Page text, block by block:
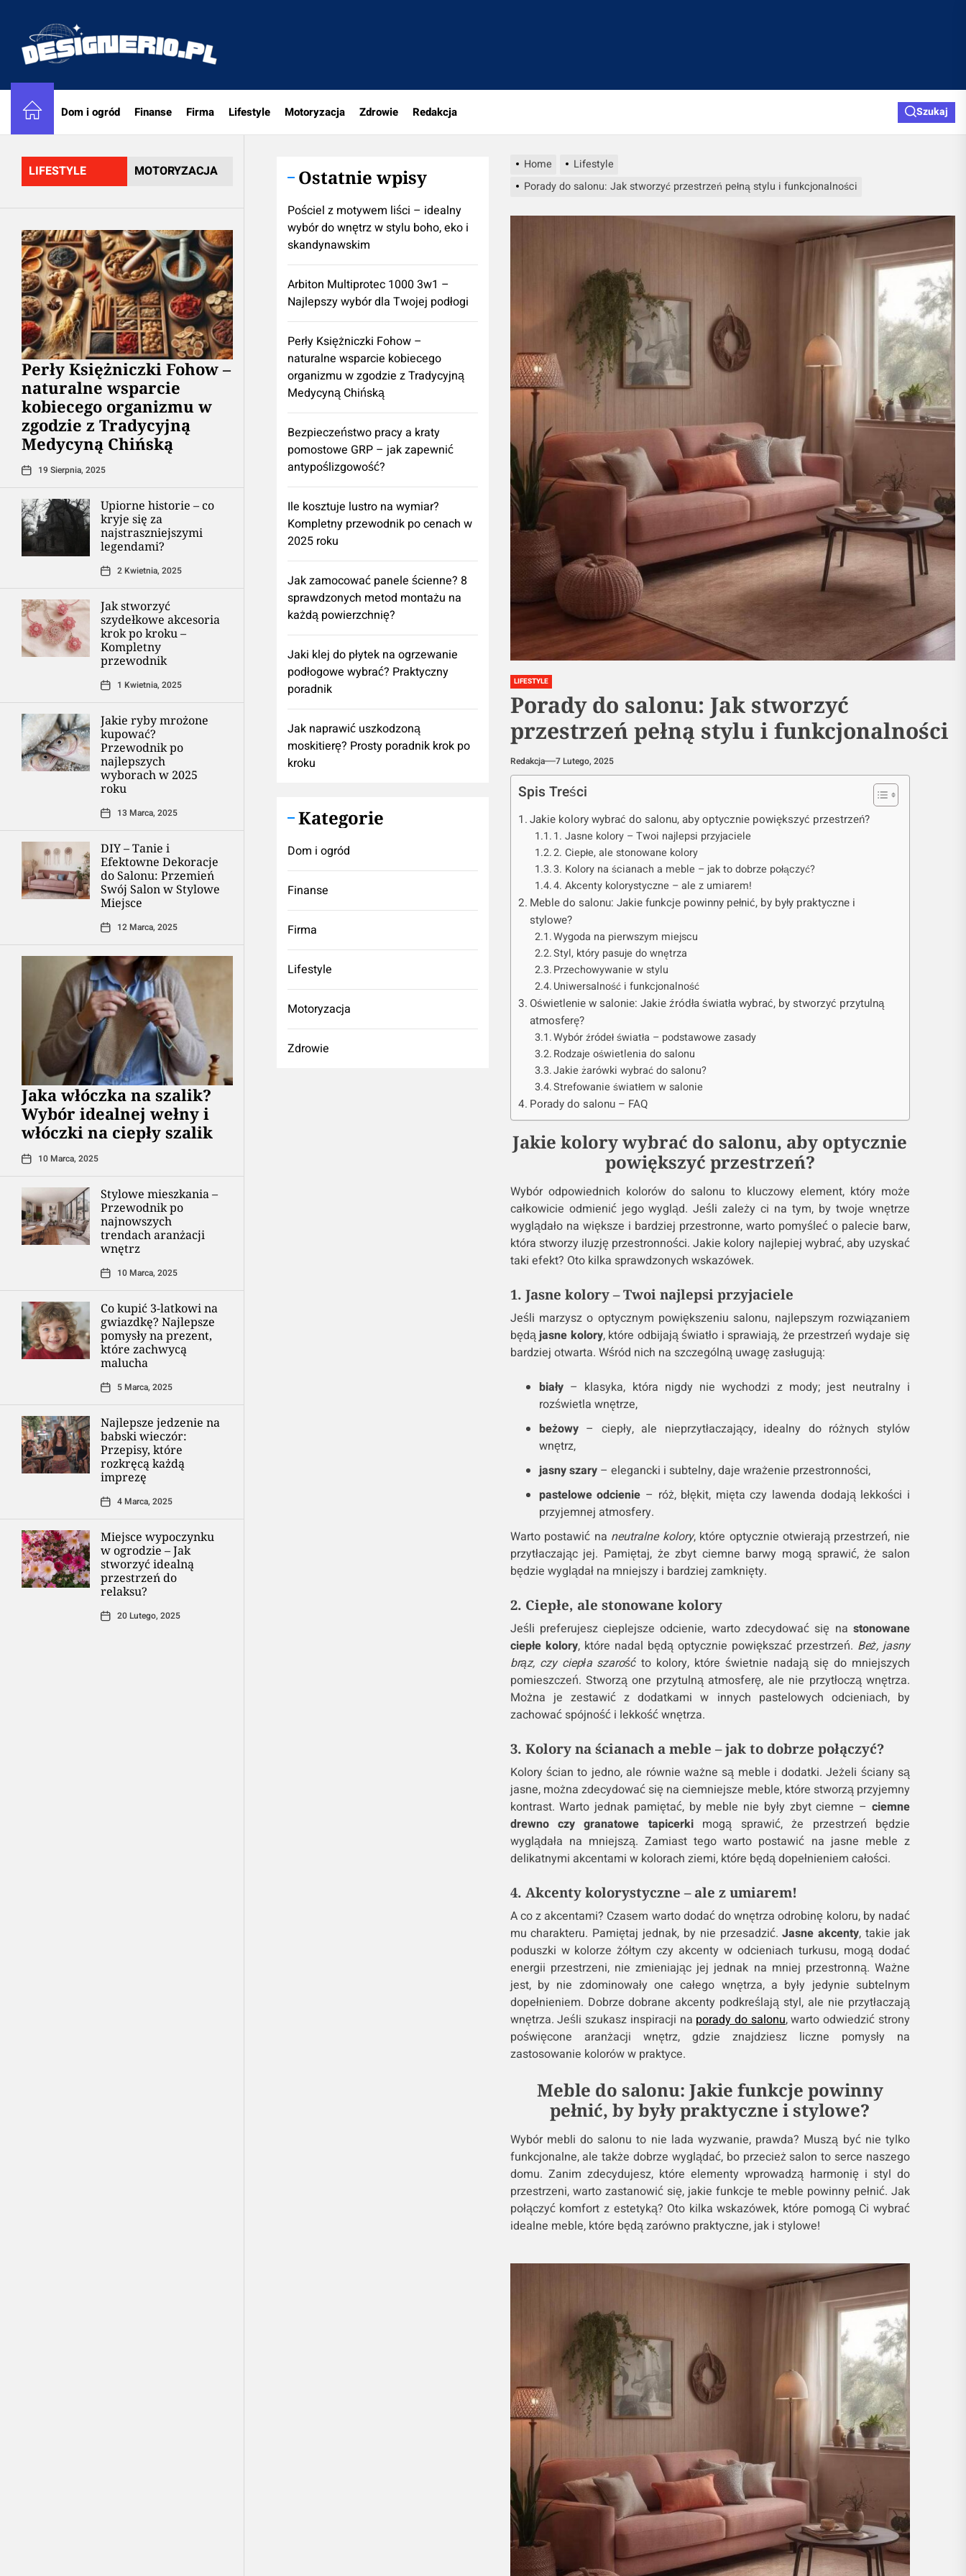
content
Dom i ogród Finanse Firma Lifestyle Motoryzacja Zdrowie Redakcja Szukaj
LIFESTYLE MOTORYZACJA
Perły Księżniczki Fohow –
naturalne wsparcie
kobiecego organizmu w
zgodzie z Tradycyjną
Medycyną Chińską
19 Sierpnia, 2025
Upiorne historie – co
kryje się za
najstraszniejszymi
legendami?
2 Kwietnia, 2025
Jak stworzyć
szydełkowe akcesoria
krok po kroku –
Kompletny
przewodnik
1 Kwietnia, 2025
Jakie ryby mrożone
kupować?
Przewodnik po
najlepszych
wyborach w 2025
roku
13 Marca, 2025
DIY – Tanie i
Efektowne Dekoracje
do Salonu: Przemień
Swój Salon w Stylowe
Miejsce
12 Marca, 2025
Jaka włóczka na szalik?
Wybór idealnej wełny i
włóczki na ciepły szalik
10 Marca, 2025
Stylowe mieszkania –
Przewodnik po
najnowszych
trendach aranżacji
wnętrz
10 Marca, 2025
Co kupić 3-latkowi na
gwiazdkę? Najlepsze
pomysły na prezent,
które zachwycą
malucha
5 Marca, 2025
Najlepsze jedzenie na
babski wieczór:
Przepisy, które
rozkręcą każdą
imprezę
4 Marca, 2025
Miejsce wypoczynku
w ogrodzie – Jak
stworzyć idealną
przestrzeń do
relaksu?
20 Lutego, 2025
Home
Lifestyle
Porady do salonu: Jak stworzyć przestrzeń pełną stylu i funkcjonalności
LIFESTYLE
Porady do salonu: Jak stworzyć
przestrzeń pełną stylu i funkcjonalności
Redakcja 7 Lutego, 2025
Spis Treści
Jakie kolory wybrać do salonu, aby optycznie powiększyć przestrzeń?
1. Jasne kolory – Twoi najlepsi przyjaciele
2. Ciepłe, ale stonowane kolory
3. Kolory na ścianach a meble – jak to dobrze połączyć?
4. Akcenty kolorystyczne – ale z umiarem!
Meble do salonu: Jakie funkcje powinny pełnić, by były praktyczne i
stylowe?
Wygoda na pierwszym miejscu
Styl, który pasuje do wnętrza
Przechowywanie w stylu
Uniwersalność i funkcjonalność
Oświetlenie w salonie: Jakie źródła światła wybrać, by stworzyć przytulną
atmosferę?
Wybór źródeł światła – podstawowe zasady
Rodzaje oświetlenia do salonu
Jakie żarówki wybrać do salonu?
Strefowanie światłem w salonie
Porady do salonu – FAQ
Jakie kolory wybrać do salonu, aby optycznie
powiększyć przestrzeń?
Wybór odpowiednich kolorów do salonu to kluczowy element, który może
całkowicie odmienić jego wygląd. Jeśli zależy ci na tym, by twoje wnętrze
wyglądało na większe i bardziej przestronne, warto pomyśleć o palecie barw,
która stworzy iluzję przestronności. Jakie kolory najlepiej wybrać, aby uzyskać
taki efekt? Oto kilka sprawdzonych wskazówek.
1. Jasne kolory – Twoi najlepsi przyjaciele
Jeśli marzysz o optycznym powiększeniu salonu, najlepszym rozwiązaniem
będąjasne kolory, które odbijają światło i sprawiają, że przestrzeń wydaje się
bardziej otwarta. Wśród nich na szczególną uwagę zasługują:
biały– klasyka, która nigdy nie wychodzi z mody; jest neutralny i
rozświetla wnętrze,
beżowy– ciepły, ale nieprzytłaczający, idealny do różnych stylów
wnętrz,
jasny szary– elegancki i subtelny, daje wrażenie przestronności,
pastelowe odcienie – róż, błękit, mięta czy lawenda dodają lekkości i
przyjemnej atmosfery.
Warto postawić na neutralne kolory, które optycznie otwierają przestrzeń, nie
przytłaczając jej. Pamiętaj, że zbyt ciemne barwy mogą sprawić, że salon
będzie wyglądał na mniejszy i bardziej zamknięty.
2. Ciepłe, ale stonowane kolory
Jeśli preferujesz cieplejsze odcienie, warto zdecydować się na stonowane
ciepłe kolory, które nadal będą optycznie powiększać przestrzeń. Beż, jasny
brąz, czy ciepła szarość to kolory, które świetnie nadają się do mniejszych
pomieszczeń. Stworzą one przytulną atmosferę, ale nie przytłoczą wnętrza.
Można je zestawić z dodatkami w innych pastelowych odcieniach, by
zachować spójność i lekkość wnętrza.
3. Kolory na ścianach a meble – jak to dobrze połączyć?
Kolory ścian to jedno, ale równie ważne są meble i dodatki. Jeżeli ściany są
jasne, można zdecydować się na ciemniejsze meble, które stworzą przyjemny
kontrast. Warto jednak pamiętać, by meble nie były zbyt ciemne – ciemne
drewno czy granatowe tapicerkimogą sprawić, że przestrzeń będzie
wyglądała na mniejszą. Zamiast tego warto postawić na jasne meble z
delikatnymi akcentami w kolorach ziemi, które będą dopełnieniem całości.
4. Akcenty kolorystyczne – ale z umiarem!
A co z akcentami? Czasem warto dodać do wnętrza odrobinę koloru, by nadać
mu charakteru. Pamiętaj jednak, by nie przesadzić.Jasne akcenty, takie jak
poduszki w kolorze żółtym czy akcenty w odcieniach turkusu, mogą dodać
energii przestrzeni, nie zmieniając jej jednak na mniej przestronną. Ważne
jest, by nie zdominowały one całego wnętrza, a były jedynie subtelnym
dopełnieniem. Dobrze dobrane akcenty podkreślają styl, ale nie przytłaczają
wnętrza. Jeśli szukasz inspiracji na porady do salonu, warto odwiedzić strony
poświęcone aranżacji wnętrz, gdzie znajdziesz liczne pomysły na
zastosowanie kolorów w praktyce.
Meble do salonu: Jakie funkcje powinny
pełnić, by były praktyczne i stylowe?
Wybór mebli do salonu to nie lada wyzwanie, prawda? Muszą być nie tylko
funkcjonalne, ale także dobrze wyglądać, bo przecież salon to serce naszego
domu. Zanim zdecydujesz, które elementy wprowadzą harmonię i styl do
przestrzeni, warto zastanowić się, jakie funkcje te meble powinny pełnić. Jak
połączyć komfort z estetyką? Oto kilka wskazówek, które pomogą Ci wybrać
idealne meble, które będą zarówno praktyczne, jak i stylowe!
Ostatnie wpisy
Pościel z motywem liści – idealny
wybór do wnętrz w stylu boho, eko i
skandynawskim
Arbiton Multiprotec 1000 3w1 –
Najlepszy wybór dla Twojej podłogi
Perły Księżniczki Fohow –
naturalne wsparcie kobiecego
organizmu w zgodzie z Tradycyjną
Medycyną Chińską
Bezpieczeństwo pracy a kraty
pomostowe GRP – jak zapewnić
antypoślizgowość?
Ile kosztuje lustro na wymiar?
Kompletny przewodnik po cenach w
2025 roku
Jak zamocować panele ścienne? 8
sprawdzonych metod montażu na
każdą powierzchnię?
Jaki klej do płytek na ogrzewanie
podłogowe wybrać? Praktyczny
poradnik
Jak naprawić uszkodzoną
moskitierę? Prosty poradnik krok po
kroku
Kategorie
Dom i ogród
Finanse
Firma
Lifestyle
Motoryzacja
Zdrowie